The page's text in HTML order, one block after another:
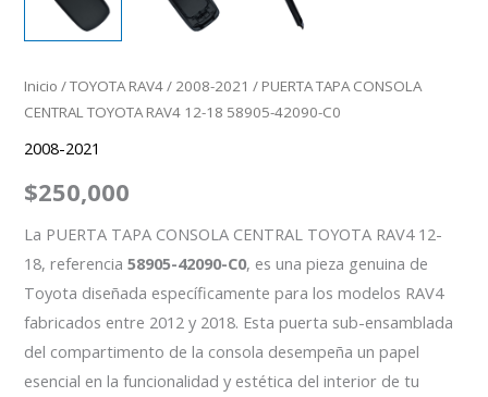
Inicio /TOYOTA RAV4/ 2008-2021 / PUERTA TAPA CONSOLA
CENTRAL TOYOTA RAV4 12-18 58905-42090-C0
2008-2021
$250,000
La PUERTA TAPA CONSOLA CENTRAL TOYOTA RAV4 12-
18, referencia58905-42090-C0, es una pieza genuina de
Toyota diseñada específicamente para los modelos RAV4
fabricados entre 2012 y 2018. Esta puerta sub-ensamblada
del compartimento de la consola desempeña un papel
esencial en la funcionalidad y estética del interior de tu